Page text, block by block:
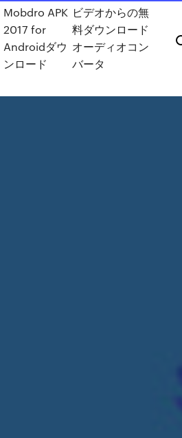
Mobdro APK
2017 for
Androidダウ
ンロード
ビデオからの無
料ダウンロード
オーディオコン
バータ